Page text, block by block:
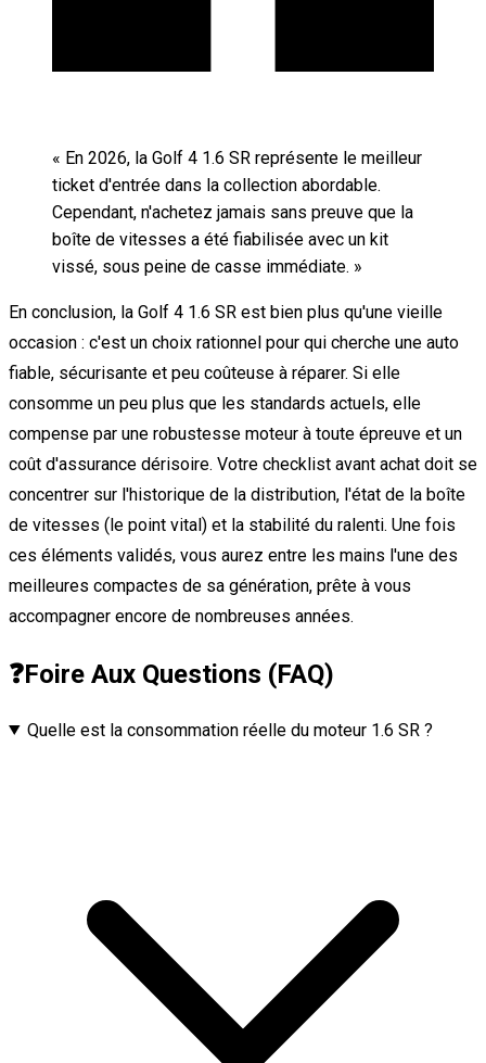
« En 2026, la Golf 4 1.6 SR représente le meilleur
ticket d'entrée dans la collection abordable.
Cependant, n'achetez jamais sans preuve que la
boîte de vitesses a été fiabilisée avec un kit
vissé, sous peine de casse immédiate. »
En conclusion, la Golf 4 1.6 SR est bien plus qu'une vieille
occasion : c'est un choix rationnel pour qui cherche une auto
fiable, sécurisante et peu coûteuse à réparer. Si elle
consomme un peu plus que les standards actuels, elle
compense par une robustesse moteur à toute épreuve et un
coût d'assurance dérisoire. Votre checklist avant achat doit se
concentrer sur l'historique de la distribution, l'état de la boîte
de vitesses (le point vital) et la stabilité du ralenti. Une fois
ces éléments validés, vous aurez entre les mains l'une des
meilleures compactes de sa génération, prête à vous
accompagner encore de nombreuses années.
❓Foire Aux Questions (FAQ)
Quelle est la consommation réelle du moteur 1.6 SR ?